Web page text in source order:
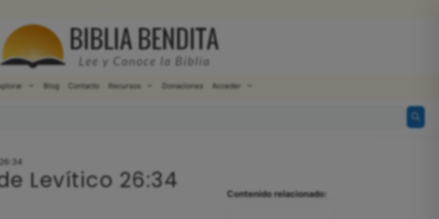
Blog Contacto Recursos Donaciones Acceder
Levítico 26:34 Contenido relacionado: